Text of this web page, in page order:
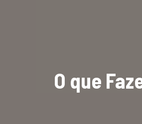
O que